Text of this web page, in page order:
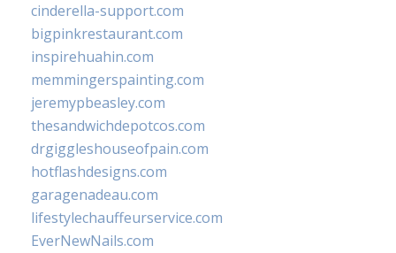
cinderella-support.com
bigpinkrestaurant.com
inspirehuahin.com
memmingerspainting.com
jeremypbeasley.com
thesandwichdepotcos.com
drgiggleshouseofpain.com
hotflashdesigns.com
garagenadeau.com
lifestylechauffeurservice.com
EverNewNails.com